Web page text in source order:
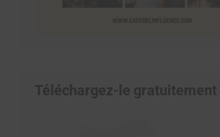
Téléchargez-le gratuitement